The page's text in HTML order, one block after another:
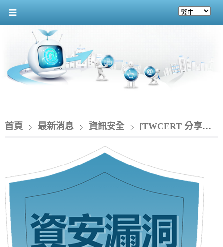
首頁 最新消息 資訊安全 [TWCERT 分享資安情資]_SAP針對旗下多款產品發布重大資安公告